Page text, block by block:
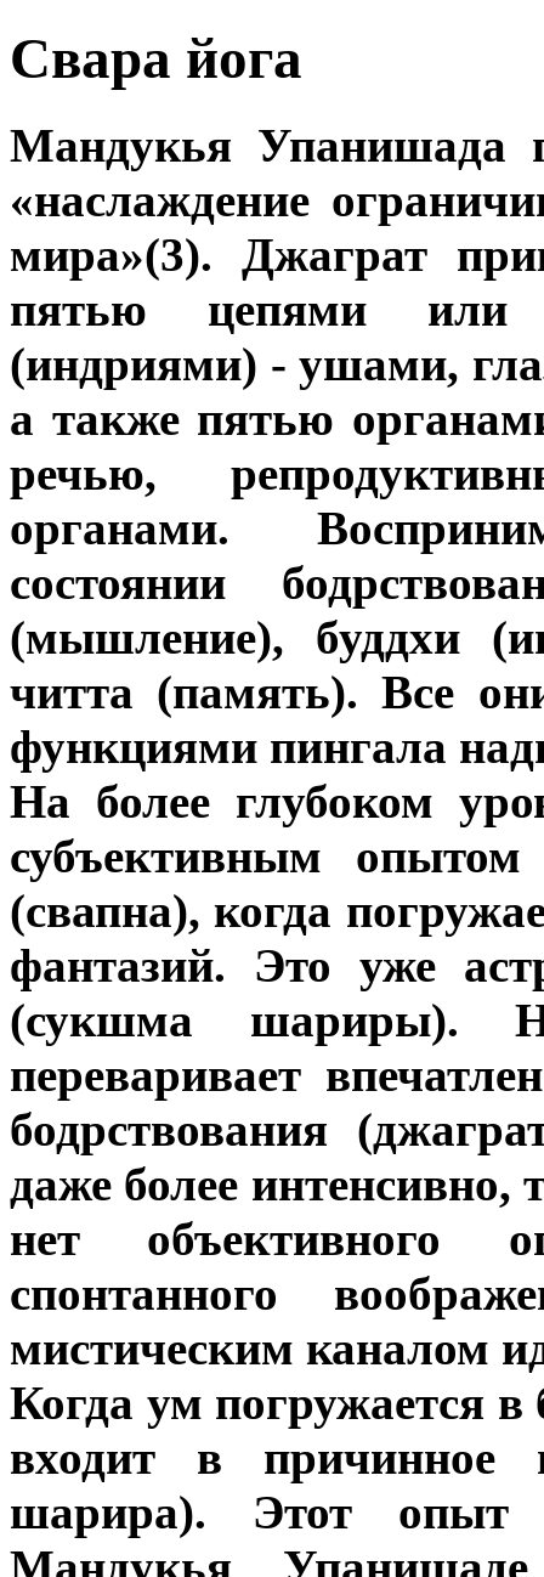
Свара йога
Мандукья Упанишада
«наслаждение
мира»(3). Джаграт
пятью цепями или
(индриями) - ушами,
а также пятью
речью,
органами.
состоянии
(мышление), буддхи
читта (память). Все
функциями пингала
На более глубоком
субъективным опытом
(свапна), когда
фантазий. Это уже
(сукшма шариры).
переваривает
бодрствования
даже более интенсивно,
нет объективного
спонтанного
мистическим каналом
Когда ум погружается в
входит в причинное
шарира). Этот опыт
Мандукья